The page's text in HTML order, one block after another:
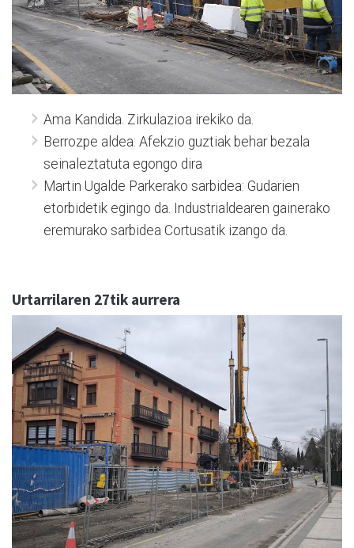
Ama Kandida. Zirkulazioa irekiko da.
Berrozpe aldea: Afekzio guztiak behar bezala
seinaleztatuta egongo dira
Martin Ugalde Parkerako sarbidea: Gudarien
etorbidetik egingo da. Industrialdearen gainerako
eremurako sarbidea Cortusatik izango da.
Urtarrilaren 27tik aurrera